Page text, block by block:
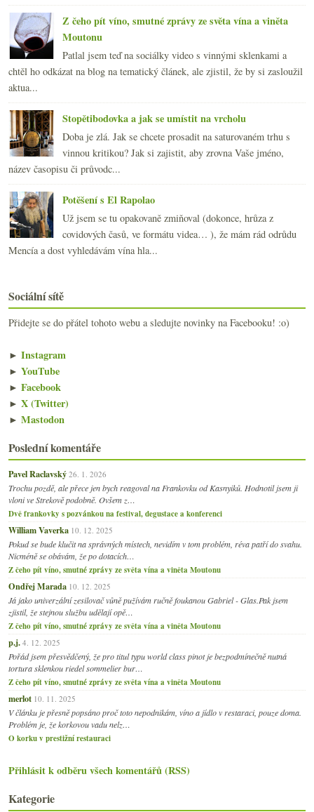
Z čeho pít víno, smutné zprávy ze světa vína a viněta
Moutonu
Patlal jsem teď na sociálky video s vinnými sklenkami a
chtěl ho odkázat na blog na tematický článek, ale zjistil, že by si zasloužil
aktua...
Stopětibodovka a jak se umístit na vrcholu
Doba je zlá. Jak se chcete prosadit na saturovaném trhu s
vinnou kritikou? Jak si zajistit, aby zrovna Vaše jméno,
název časopisu či průvodc...
Potěšení s El Rapolao
Už jsem se tu opakovaně zmiňoval (dokonce, hrůza z
covidových časů, ve formátu videa… ), že mám rád odrůdu
Mencía a dost vyhledávám vína hla...
Sociální sítě
Přidejte se do přátel tohoto webu a sledujte novinky na Facebooku! :o)
► Instagram
► YouTube
► Facebook
► X (Twitter)
► Mastodon
Poslední komentáře
Pavel Raclavský 26. 1. 2026
Trochu pozdě, ale přece jen bych reagoval na Frankovku od Kasnyiků. Hodnotil jsem ji
vloni ve Strekově podobně. Ovšem z…
Dvě frankovky s pozvánkou na festival, degustace a konferenci
William Vaverka 10. 12. 2025
Pokud se bude klučit na správných místech, nevidím v tom problém, réva patří do svahu.
Nicméně se obávám, že po dotacích…
Z čeho pít víno, smutné zprávy ze světa vína a viněta Moutonu
Ondřej Marada 10. 12. 2025
Já jako univerzální zesilovač vůně pužívám ručně foukanou Gabriel - Glas.Pak jsem
zjistil, že stejnou službu udělají opě…
Z čeho pít víno, smutné zprávy ze světa vína a viněta Moutonu
p.j. 4. 12. 2025
Pořád jsem přesvědčený, že pro titul typu world class pinot je bezpodmínečně nutná
tortura sklenkou riedel sommelier bur…
Z čeho pít víno, smutné zprávy ze světa vína a viněta Moutonu
merlot 10. 11. 2025
V článku je přesně popsáno proč toto nepodnikám, víno a jídlo v restaraci, pouze doma.
Problém je, že korkovou vadu nelz…
O korku v prestižní restauraci
Přihlásit k odběru všech komentářů (RSS)
Kategorie